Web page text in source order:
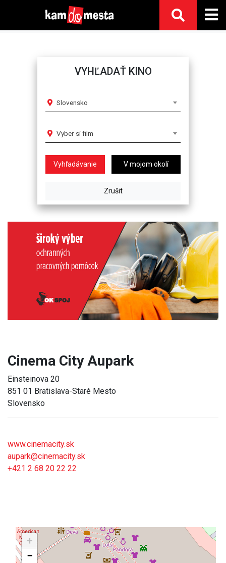
VYHĽADAŤ KINO
Slovensko
Vyber si film
V mojom okolí
Next
Cinema City Aupark
Einsteinova 20
851 01 Bratislava-Staré Mesto
Slovensko
www.cinemacity.sk
aupark@cinemacity.sk
+421 2 68 20 22 22
+
−